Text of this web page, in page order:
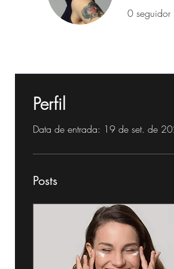
0 seguidor
Perfil
Data de entrada: 19 de set. de
Posts